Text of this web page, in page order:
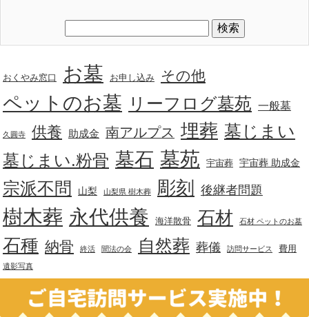
おくやみ窓口 お墓 お申し込み その他
ペットのお墓 リーフログ墓苑 一般墓
久圓寺 供養 助成金 南アルプス 埋葬 墓じまい
墓じまい.粉骨 墓石 墓苑 宇宙葬 宇宙葬 助成金
宗派不問 山梨 山梨県 樹木葬 彫刻 後継者問題
樹木葬 永代供養 海洋散骨 石材 石材 ペットのお墓
石種 納骨 終活 聞法の会 自然葬 葬儀 訪問サービス 費用
遺影写真